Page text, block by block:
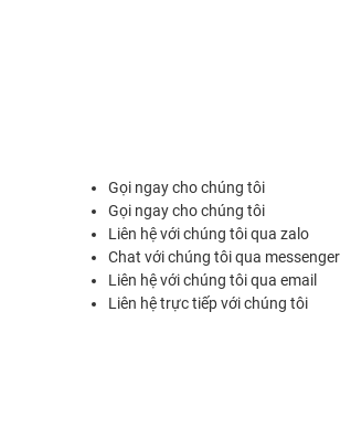
Gọi ngay cho chúng tôi
Gọi ngay cho chúng tôi
Liên hệ với chúng tôi qua zalo
Chat với chúng tôi qua messenger
Liên hệ với chúng tôi qua email
Liên hệ trực tiếp với chúng tôi